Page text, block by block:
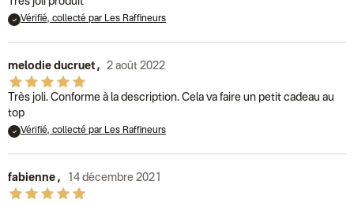
Lettre suivie (expédition Atelier Aismée)
Colissimo suivi (expédition April Eleven)
Chronopost International
Chronopost - Livraison express à domicile
Colissimo suivi (expédition Toi-même)
DPD colis suivi (expédition Bounce)
Vérifié, collecté par Les Raffineurs
melodie ducruet , 2 août 2022
Très joli. Conforme à la description. Cela va faire un petit cadeau au
top
Vérifié, collecté par Les Raffineurs
fabienne , 14 décembre 2021